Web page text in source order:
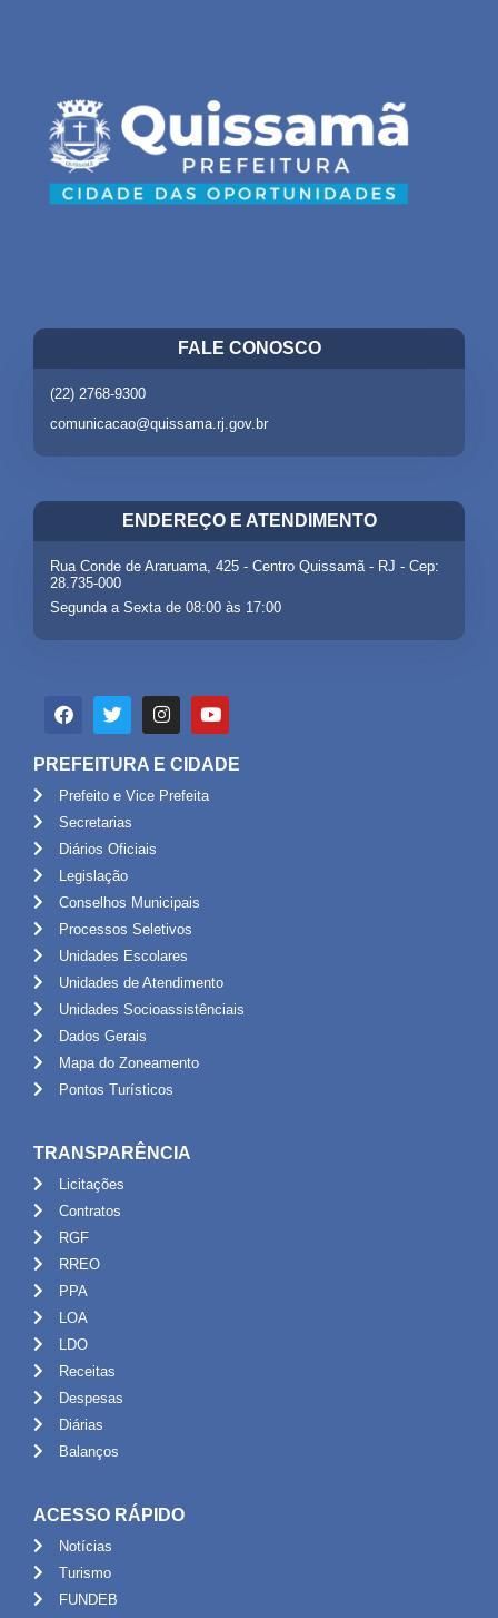
FALE CONOSCO
(22) 2768-9300
comunicacao@quissama.rj.gov.br
ENDEREÇO E ATENDIMENTO
Rua Conde de Araruama, 425 - Centro Quissamã - RJ - Cep:
28.735-000
Segunda a Sexta de 08:00 às 17:00
PREFEITURA E CIDADE
Prefeito e Vice Prefeita
Secretarias
Diários Oficiais
Legislação
Conselhos Municipais
Processos Seletivos
Unidades Escolares
Unidades de Atendimento
Unidades Socioassistênciais
Dados Gerais
Mapa do Zoneamento
Pontos Turísticos
TRANSPARÊNCIA
Licitações
Contratos
RGF
RREO
PPA
LOA
LDO
Receitas
Despesas
Diárias
Balanços
ACESSO RÁPIDO
Notícias
Turismo
FUNDEB